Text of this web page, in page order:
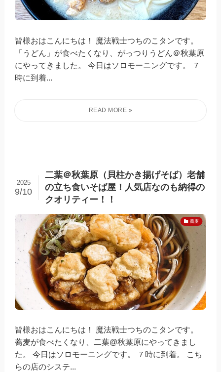
皆様おはこんにちは！ 魔法戦士つちのこタンです。
「うどん」が食べたくなり、がっつりうどん＠秋葉原
にやってきました。 今日はソロモーニングです。 ７
時に到着...
二葉＠秋葉原（貝柱かき揚げそば）老舗
の立ち食いそば屋！人気店なのも納得の
クオリティー！！
2025
9/10
蕎麦
皆様おはこんにちは！ 魔法戦士つちのこタンです。
蕎麦が食べたくなり、二葉@秋葉原にやってきまし
た。 今日はソロモーニングです。 ７時に到着。 こち
らの店のシステ...